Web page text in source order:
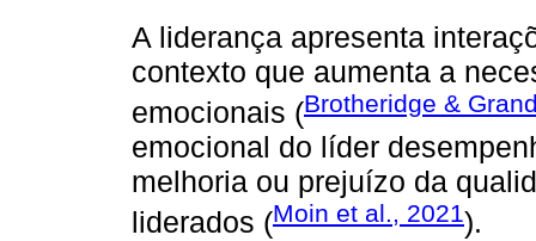
A liderança apresenta
contexto que aumenta a
emocionais (Brotheridge &
emocional do líder
melhoria ou prejuízo da
liderados (Moin et al., 2021).